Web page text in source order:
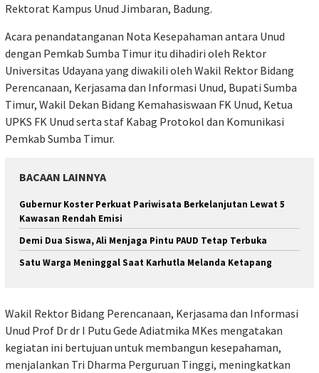
Rektorat Kampus Unud Jimbaran, Badung.
Acara penandatanganan Nota Kesepahaman antara Unud
dengan Pemkab Sumba Timur itu dihadiri oleh Rektor
Universitas Udayana yang diwakili oleh Wakil Rektor Bidang
Perencanaan, Kerjasama dan Informasi Unud, Bupati Sumba
Timur, Wakil Dekan Bidang Kemahasiswaan FK Unud, Ketua
UPKS FK Unud serta staf Kabag Protokol dan Komunikasi
Pemkab Sumba Timur.
BACAAN LAINNYA
Gubernur Koster Perkuat Pariwisata Berkelanjutan Lewat 5
Kawasan Rendah Emisi
Demi Dua Siswa, Ali Menjaga Pintu PAUD Tetap Terbuka
Satu Warga Meninggal Saat Karhutla Melanda Ketapang
Wakil Rektor Bidang Perencanaan, Kerjasama dan Informasi
Unud Prof Dr dr I Putu Gede Adiatmika MKes mengatakan
kegiatan ini bertujuan untuk membangun kesepahaman,
menjalankan Tri Dharma Perguruan Tinggi, meningkatkan